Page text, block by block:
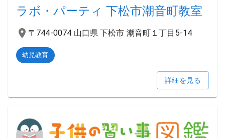
ラボ・パーティ 下松市潮音町教室
〒744-0074 山口県 下松市 潮音町１丁目5-14
幼児教育
詳細を見る